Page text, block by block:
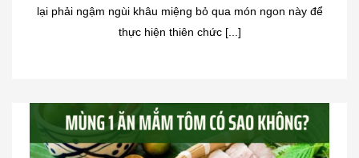
lại phải ngậm ngùi khâu miệng bỏ qua món ngon này để
thực hiện thiên chức [...]